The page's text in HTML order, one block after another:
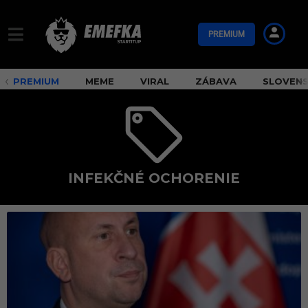
PREMIUM
PREMIUM MEME VIRAL ZÁBAVA
INFEKČNÉ OCHORENIE